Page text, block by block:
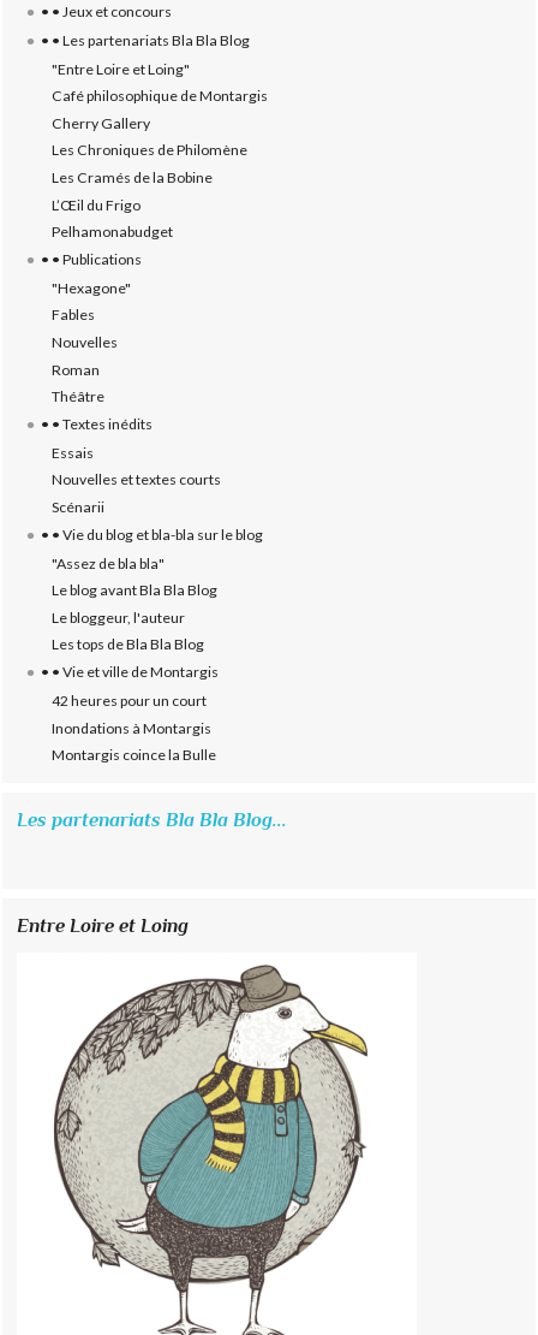
• • Jeux et concours
• • Les partenariats Bla Bla Blog
"Entre Loire et Loing"
Café philosophique de Montargis
Cherry Gallery
Les Chroniques de Philomène
Les Cramés de la Bobine
L’‎Œil du Frigo
Pelhamonabudget
• • Publications
"Hexagone"
Fables
Nouvelles
Roman
Théâtre
• • Textes inédits
Essais
Nouvelles et textes courts
Scénarii
• • Vie du blog et bla-bla sur le blog
"Assez de bla bla"
Le blog avant Bla Bla Blog
Le bloggeur, l'auteur
Les tops de Bla Bla Blog
• • Vie et ville de Montargis
42 heures pour un court
Inondations à Montargis
Montargis coince la Bulle
Les partenariats Bla Bla Blog...
Entre Loire et Loing